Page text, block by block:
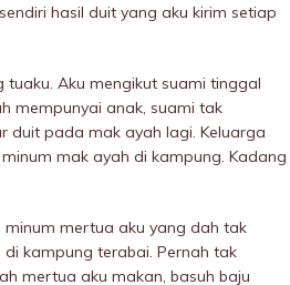
hasil duit yang aku kirim setiap
Aku mengikut suami tinggal
mempunyai anak, suami tak
duit pada mak ayah lagi. Keluarga
mak ayah di kampung. Kadang
mertua aku yang dah tak
kampung terabai. Pernah tak
mertua aku makan, basuh baju